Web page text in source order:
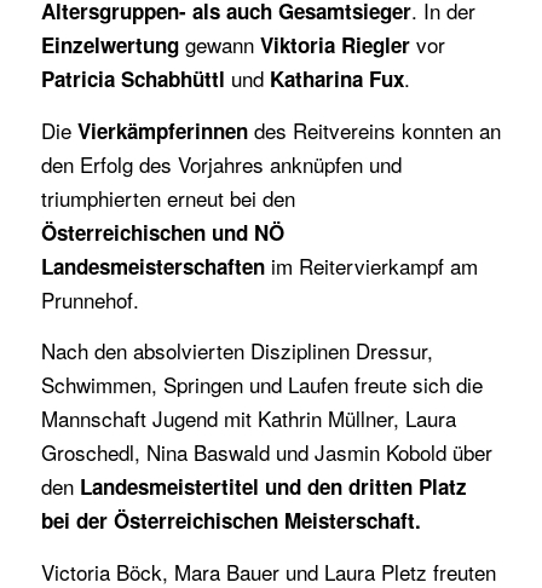
Altersgruppen- als auch Gesamtsieger. In der
Einzelwertunggewann Viktoria Rieglervor
Patricia Schabhüttl und Katharina Fux.
Die Vierkämpferinnendes Reitvereins konnten an
den Erfolg des Vorjahres anknüpfen und
triumphierten erneut bei den
Österreichischen und NÖ
Landesmeisterschaftenim Reitervierkampf am
Prunnehof.
Nach den absolvierten Disziplinen Dressur,
Schwimmen, Springen und Laufen freute sich die
Mannschaft Jugend mit Kathrin Müllner, Laura
Groschedl, Nina Baswald und Jasmin Kobold über
denLandesmeistertitel und den dritten Platz
bei der Österreichischen Meisterschaft.
Victoria Böck, Mara Bauer und Laura Pletz freuten